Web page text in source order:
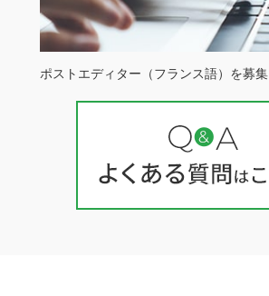
ポストエディター（フランス語）を募集